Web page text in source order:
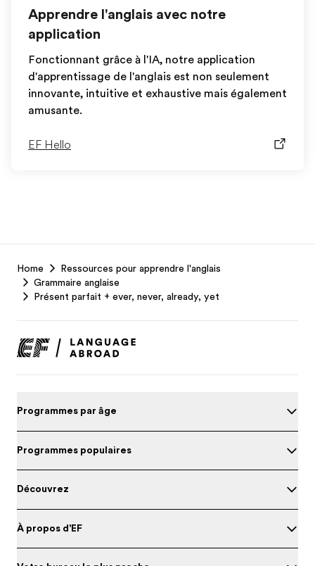
Apprendre l'anglais avec notre
application
Fonctionnant grâce à l'IA, notre application
d'apprentissage de l'anglais est non seulement
innovante, intuitive et exhaustive mais également
amusante.
EF Hello
Footer
Home
Ressources pour apprendre l'anglais
Grammaire anglaise
Présent parfait + ever, never, already, yet
Programmes par âge
Programmes populaires
Découvrez
À propos d'EF